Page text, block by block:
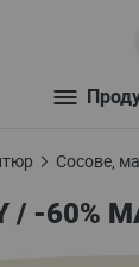
Сосове,
/ -60%